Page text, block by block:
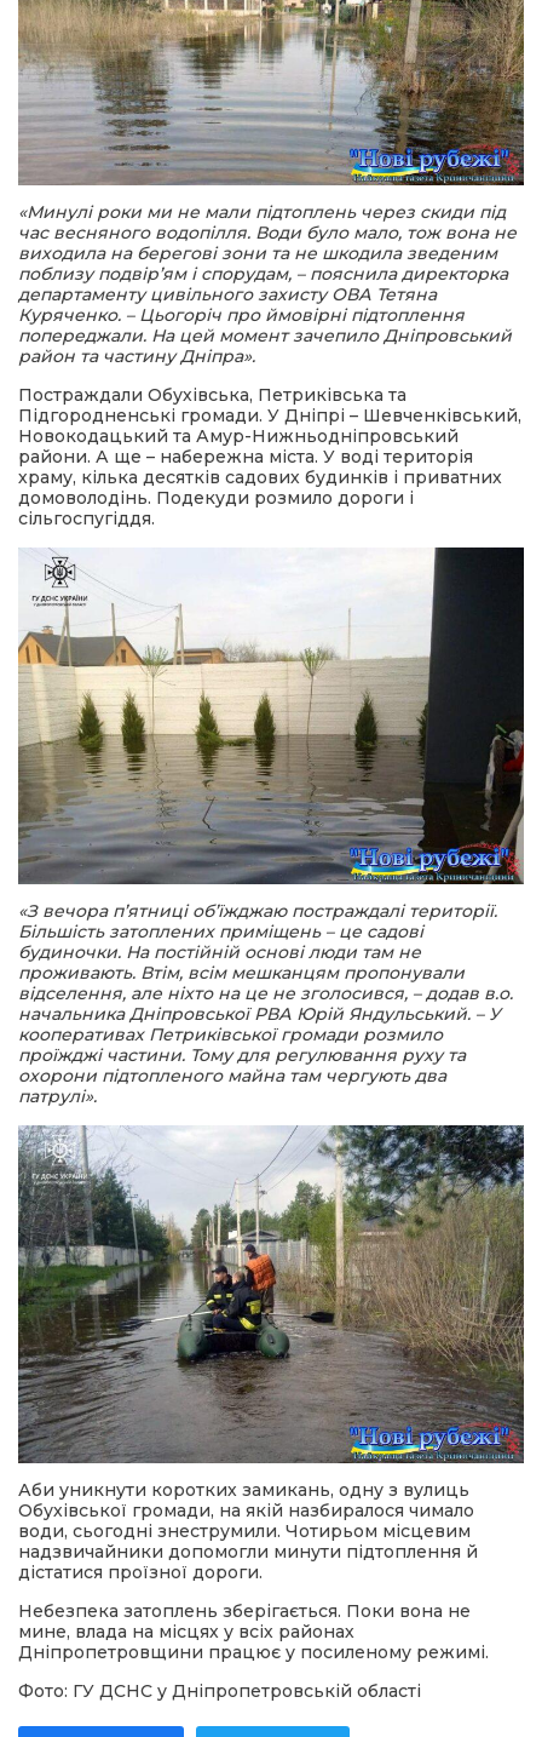
«Минулі роки ми не мали підтоплень через скиди під
час весняного водопілля. Води було мало, тож вона не
виходила на берегові зони та не шкодила зведеним
поблизу подвір’ям і спорудам, – пояснила директорка
департаменту цивільного захисту ОВА Тетяна
Куряченко. – Цьогоріч про ймовірні підтоплення
попереджали. На цей момент зачепило Дніпровський
район та частину Дніпра».
Постраждали Обухівська, Петриківська та
Підгородненські громади. У Дніпрі – Шевченківський,
Новокодацький та Амур-Нижньодніпровський
райони. А ще – набережна міста. У воді територія
храму, кілька десятків садових будинків і приватних
домоволодінь. Подекуди розмило дороги і
сільгоспугіддя.
«З вечора п’ятниці об’їжджаю постраждалі території.
Більшість затоплених приміщень – це садові
будиночки. На постійній основі люди там не
проживають. Втім, всім мешканцям пропонували
відселення, але ніхто на це не зголосився, – додав в.о.
начальника Дніпровської РВА Юрій Яндульський. – У
кооперативах Петриківської громади розмило
проїжджі частини. Тому для регулювання руху та
охорони підтопленого майна там чергують два
патрулі».
Аби уникнути коротких замикань, одну з вулиць
Обухівської громади, на якій назбиралося чимало
води, сьогодні знеструмили. Чотирьом місцевим
надзвичайники допомогли минути підтоплення й
дістатися проїзної дороги.
Небезпека затоплень зберігається. Поки вона не
мине, влада на місцях у всіх районах
Дніпропетровщини працює у посиленому режимі.
Фото: ГУ ДСНС у Дніпропетровській області